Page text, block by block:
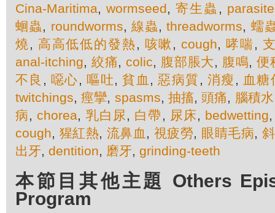
Cina-Maritima,wormseed,寄生蟲 ,
蛔蟲, roundworms, 線蟲,threadworms, 蠕
燒 , 高高低低的發熱 , 咳嗽 , cough, 哮喘,
anal-itching, 絞痛, colic, 腹部脹大, 腹鳴,便
不良 , 噁心, 嘔吐,貧血 ,惡病質, 消瘦 , 血糖
twitchings,痙攣, spasms, 抽搐,頭痛, 腦積水
病, chorea, 乳白尿 , 白帶 , 尿床, bedwetting
cough, 猩紅熱, 流鼻血 , 視疲勞, 眼睛毛病,
出牙, dentition, 磨牙, grinding-teeth
本節目其他主題 Others
Program